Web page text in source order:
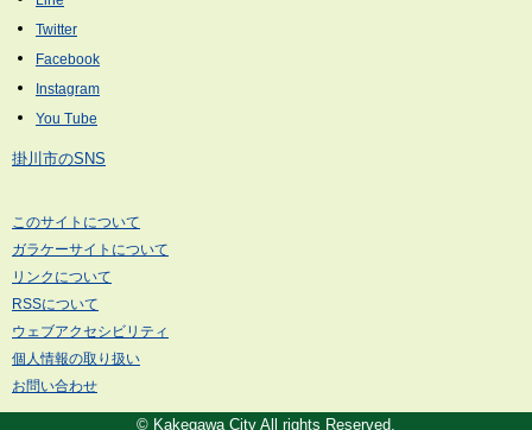
掛川市のSNS
このサイトについて
ガラケーサイトについて
リンクについて
RSSについて
ウェブアクセシビリティ
個人情報の取り扱い
お問い合わせ
© Kakegawa City All rights Reserved.